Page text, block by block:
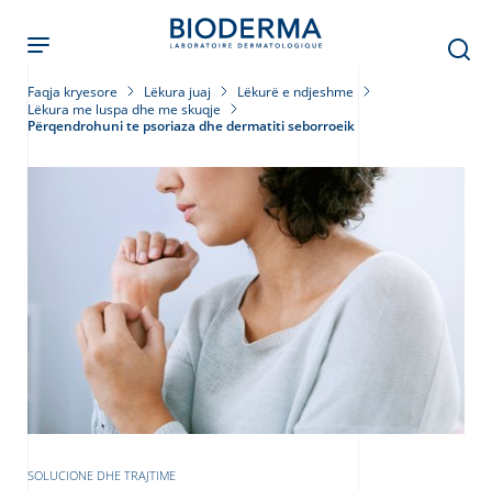
content
Faqja kryesore Lëkura juaj
Lëkurë e ndjeshme
Lëkura me luspa dhe me skuqje
Përqendrohuni te psoriaza dhe dermatiti seborroeik
SOLUCIONE DHE TRAJTIME